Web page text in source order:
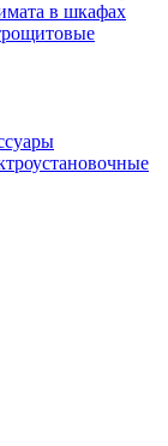
в шкафах